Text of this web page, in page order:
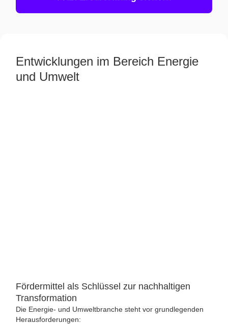
Entwicklungen im Bereich Energie
und Umwelt
Fördermittel als Schlüssel zur nachhaltigen
Transformation
Die Energie- und Umweltbranche steht vor grundlegenden
Herausforderungen: